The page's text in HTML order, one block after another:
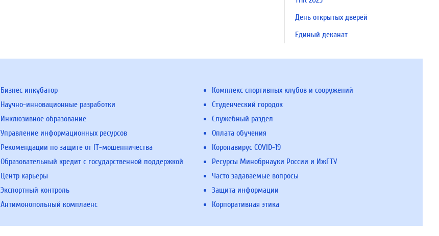
День открытых дверей
Единый деканат
Бизнес инкубатор
Научно-инновационные разработки
Инклюзивное образование
Управление информационных ресурсов
Рекомендации по защите от IT-мошенничества
Образовательный кредит с государственной поддержкой
Центр карьеры
Экспортный контроль
Антимонопольный комплаенс
Комплекс спортивных клубов и сооружений
Студенческий городок
Служебный раздел
Оплата обучения
Коронавирус COVID-19
Ресурсы Минобрнауки России и ИжГТУ
Часто задаваемые вопросы
Защита информации
Корпоративная этика